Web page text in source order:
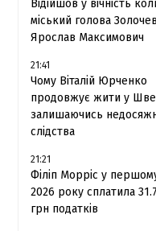
Відійшов у вічність
міський голова
Ярослав Максимович
21:41
Чому Віталій Юрченко
продовжує жити у
залишаючись
слідства
21:21
Філіп Морріс у першому
2026 року сплатила
грн податків